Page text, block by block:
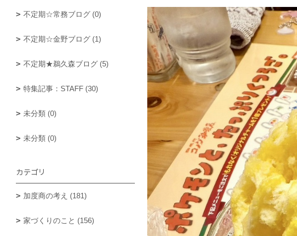
不定期☆常務ブログ (0)
不定期☆金野ブログ (1)
不定期★鵜久森ブログ (5)
特集記事：STAFF (30)
未分類 (0)
未分類 (0)
カテゴリ
加度商の考え (181)
家づくりのこと (156)